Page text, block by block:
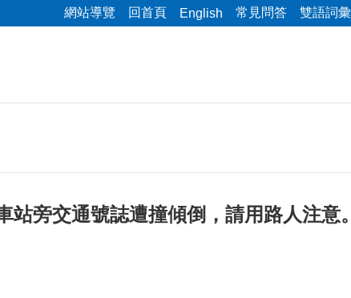
網站導覽 回首頁 English 常見問答 雙語詞彙
站旁交通號誌遭撞傾倒，請用路人注意。